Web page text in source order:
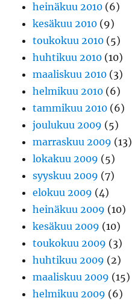
heinäkuu 2010 (6)
kesäkuu 2010 (9)
toukokuu 2010 (5)
huhtikuu 2010 (10)
maaliskuu 2010 (3)
helmikuu 2010 (6)
tammikuu 2010 (6)
joulukuu 2009 (5)
marraskuu 2009 (13)
lokakuu 2009 (5)
syyskuu 2009 (7)
elokuu 2009 (4)
heinäkuu 2009 (10)
kesäkuu 2009 (10)
toukokuu 2009 (3)
huhtikuu 2009 (2)
maaliskuu 2009 (15)
helmikuu 2009 (6)